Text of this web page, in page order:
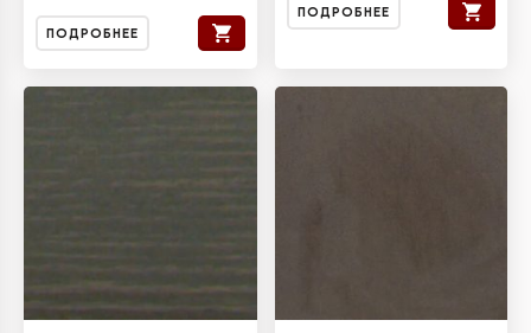
ПОДРОБНЕЕ
ПОДРОБНЕЕ